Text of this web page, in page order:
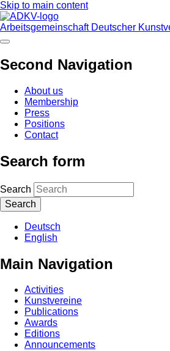
Skip to main content
Arbeitsgemeinschaft Deutscher
Second Navigation
About us
Membership
Press
Positions
Contact
Search form
Search
Deutsch
English
Main Navigation
Activities
Kunstvereine
Publications
Awards
Editions
Announcements